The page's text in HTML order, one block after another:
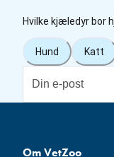
Hvilke kjæledyr bor
Hund Katt
Om VetZoo